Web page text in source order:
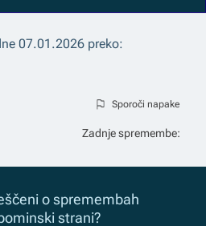
07.01.2026 preko:
Sporoči napake
Zadnje spremembe:
o spremembah
strani?